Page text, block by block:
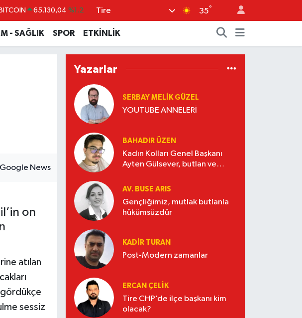
65.130,04 %1.2
%-19
Tire 35°
- SAĞLIK SPOR ETKİNLİK
on
atılan
gördükçe
sessiz
Yazarlar
SERBAY MELIK GÜZEL
YOUTUBE ANNELERİ
BAHADIR ÜZEN
Kadın Kolları Genel Başkanı
Ayten Gülsever, butlan ve
AV. BUSE ARIS
Gençliğimiz, mutlak butlanla
hükümsüzdür
KADIR TURAN
Post-Modern zamanlar
ERCAN ÇELIK
Tire CHP’de ilçe başkanı kim
olacak?